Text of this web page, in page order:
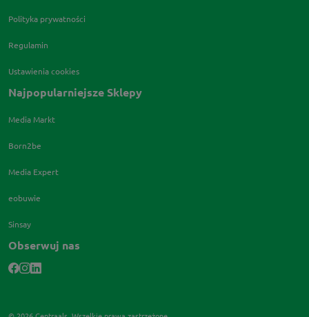
Polityka prywatności
Regulamin
Ustawienia cookies
Najpopularniejsze Sklepy
Media Markt
Born2be
Media Expert
eobuwie
Sinsay
Obserwuj nas